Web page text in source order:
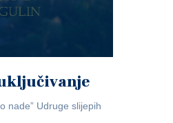
nade” Udruge slijepih